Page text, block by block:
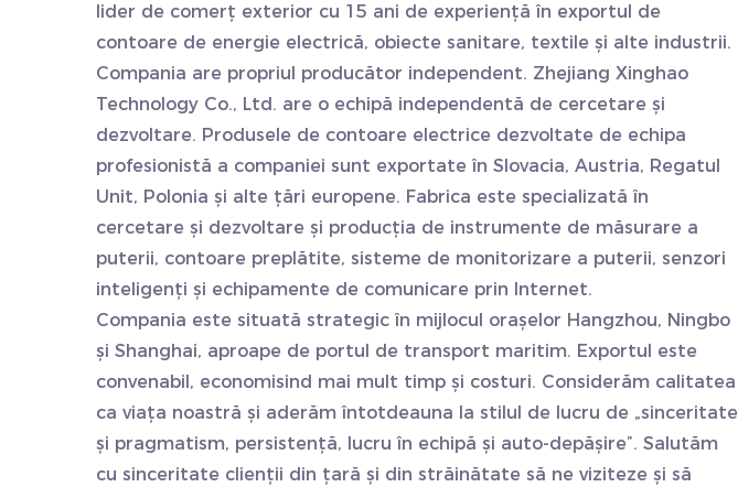
lider de comerț exterior cu 15 ani de experiență în exportul de
contoare de energie electrică, obiecte sanitare, textile și alte industrii.
Compania are propriul producător independent. Zhejiang Xinghao
Technology Co., Ltd. are o echipă independentă de cercetare și
dezvoltare. Produsele de contoare electrice dezvoltate de echipa
profesionistă a companiei sunt exportate în Slovacia, Austria, Regatul
Unit, Polonia și alte țări europene. Fabrica este specializată în
cercetare și dezvoltare și producția de instrumente de măsurare a
puterii, contoare preplătite, sisteme de monitorizare a puterii, senzori
inteligenți și echipamente de comunicare prin Internet.
Compania este situată strategic în mijlocul orașelor Hangzhou, Ningbo
și Shanghai, aproape de portul de transport maritim. Exportul este
convenabil, economisind mai mult timp și costuri. Considerăm calitatea
ca viața noastră și aderăm întotdeauna la stilul de lucru de „sinceritate
și pragmatism, persistență, lucru în echipă și auto-depășire”. Salutăm
cu sinceritate clienții din țară și din străinătate să ne viziteze și să